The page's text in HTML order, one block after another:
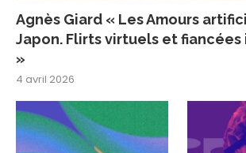
Agnès Giard « Les Amours
Japon. Flirts virtuels et fiancées
»
4 avril 2026